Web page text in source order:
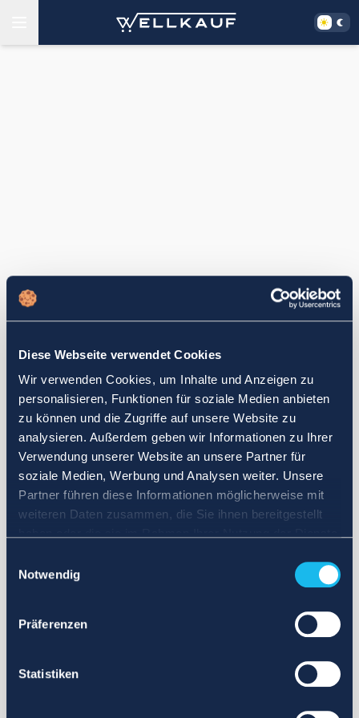
Diese Webseite verwendet Cookies
Wir verwenden Cookies, um Inhalte und Anzeigen zu
personalisieren, Funktionen für soziale Medien anbieten
zu können und die Zugriffe auf unsere Website zu
analysieren. Außerdem geben wir Informationen zu Ihrer
Verwendung unserer Website an unsere Partner für
soziale Medien, Werbung und Analysen weiter. Unsere
Partner führen diese Informationen möglicherweise mit
weiteren Daten zusammen, die Sie ihnen bereitgestellt
Notwendig
Präferenzen
Statistiken